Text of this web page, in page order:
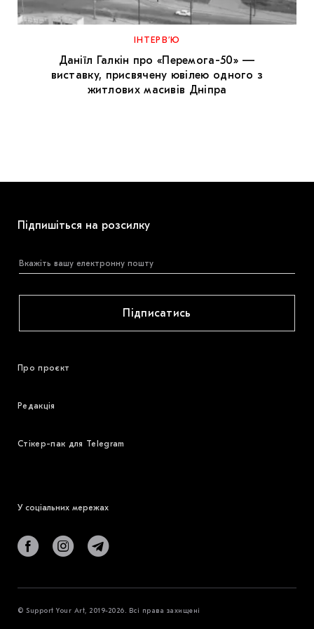
МАРІУПОЛЬСЬКІ МАРГІНАЛІЇ
ДОСЛІДНИЦЬКА ПЛАТФОРМА
ЗАПАЛЕННЯ
CARPATHIAN CULT ПРО РІЗДВЯНІ СВЯТА
ІНТЕРВ’Ю
Даніїл Галкін про «Перемога-50» —
виставку, присвячену ювілею одного з
житлових масивів Дніпра
Підпишіться на розсилку
Підписатись
Про проєкт
Редакція
Стікер-пак для Telegram
У соціальних мережах
© Support Your Art, 2019-2026. Всі права захищені